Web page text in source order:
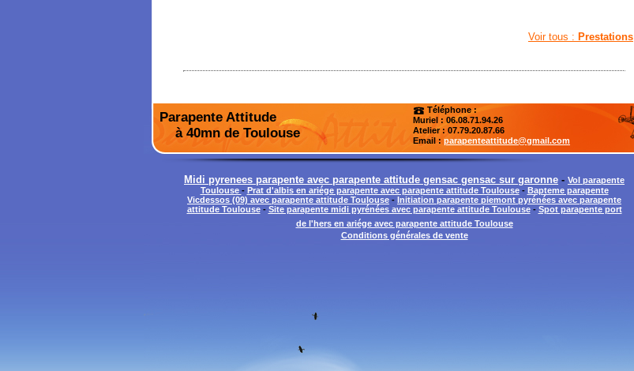
Voir tous : Prestations
Parapente Attitude
à 40mn de Toulouse
Téléphone :
Muriel : 06.08.71.94.26
Atelier: 07.79.20.87.66
Email : parapenteattitude@gmail.com
Midi pyrenees parapente avec parapente attitude gensac gensac sur garonne - Vol parapente
Toulouse - Prat d'albis en ariége parapente avec parapente attitude Toulouse- Bapteme parapente
Vicdessos (09) avec parapente attitude Toulouse - Initiation parapente piemont pyrénées avec parapente
attitude Toulouse- Site parapente midi pyrénées avec parapente attitude Toulouse- Spot parapente port
de l'hers en ariége avec parapente attitude Toulouse
Conditions générales de vente